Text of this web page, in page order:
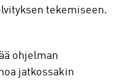
tekemiseen.
ohjelman
jatkossakin